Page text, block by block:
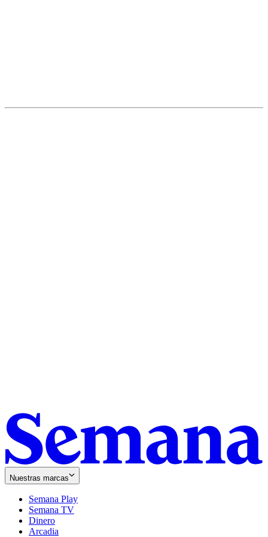
Nuestras marcas
Semana Play
Semana TV
Dinero
Arcadia